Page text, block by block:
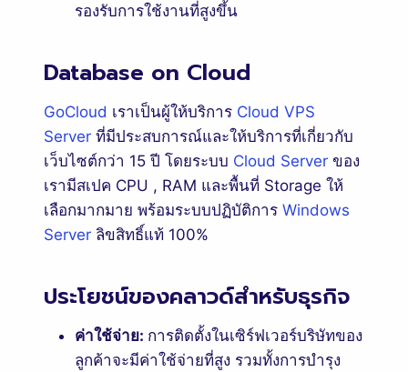
รองรับการใช้งานที่สูงขึ้น
Database on Cloud
GoCloud เราเป็นผู้ให้บริการ Cloud VPS
Server ที่มีประสบการณ์และให้บริการที่เกี่ยวกับ
เว็บไซต์กว่า 15 ปี โดยระบบ Cloud Server ของ
เรามีสเปค CPU , RAM และพื้นที่ Storage ให้
เลือกมากมาย พร้อมระบบปฏิบัติการ Windows
Server ลิขสิทธิ์แท้ 100%
ประโยชน์ของคลาวด์สำหรับธุรกิจ
ค่าใช้จ่าย: การติดตั้งในเซิร์ฟเวอร์บริษัทของ
ลูกค้าจะมีค่าใช้จ่ายที่สูง รวมทั้งการบำรุง